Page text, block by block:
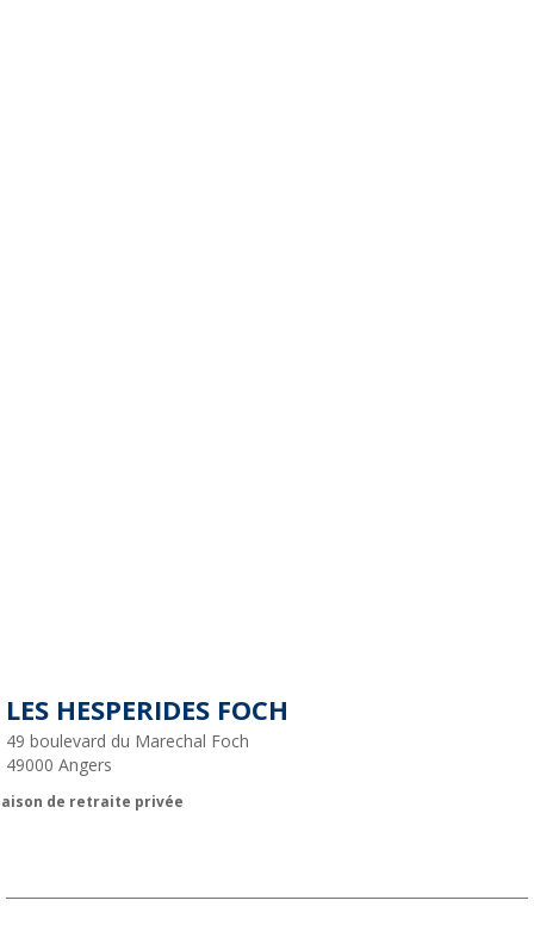
LES HESPERIDES FOCH
49 boulevard du Marechal Foch
49000 Angers
de retraite privée